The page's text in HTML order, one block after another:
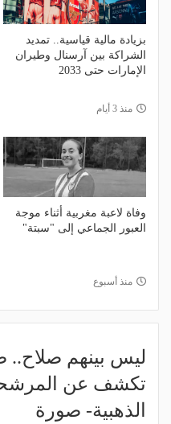
بزيادة مالية قياسية.. تمديد
الشراكة بين آرسنال وطيران
الإمارات حتى 2033
منذ 3 أيام
وفاة لاعبة مغربية أثناء موجة
العبور الجماعي إلى "سبتة"
منذ أسبوع
ليس بينهم صلاح..
تكشف عن
الذهبية- صورة